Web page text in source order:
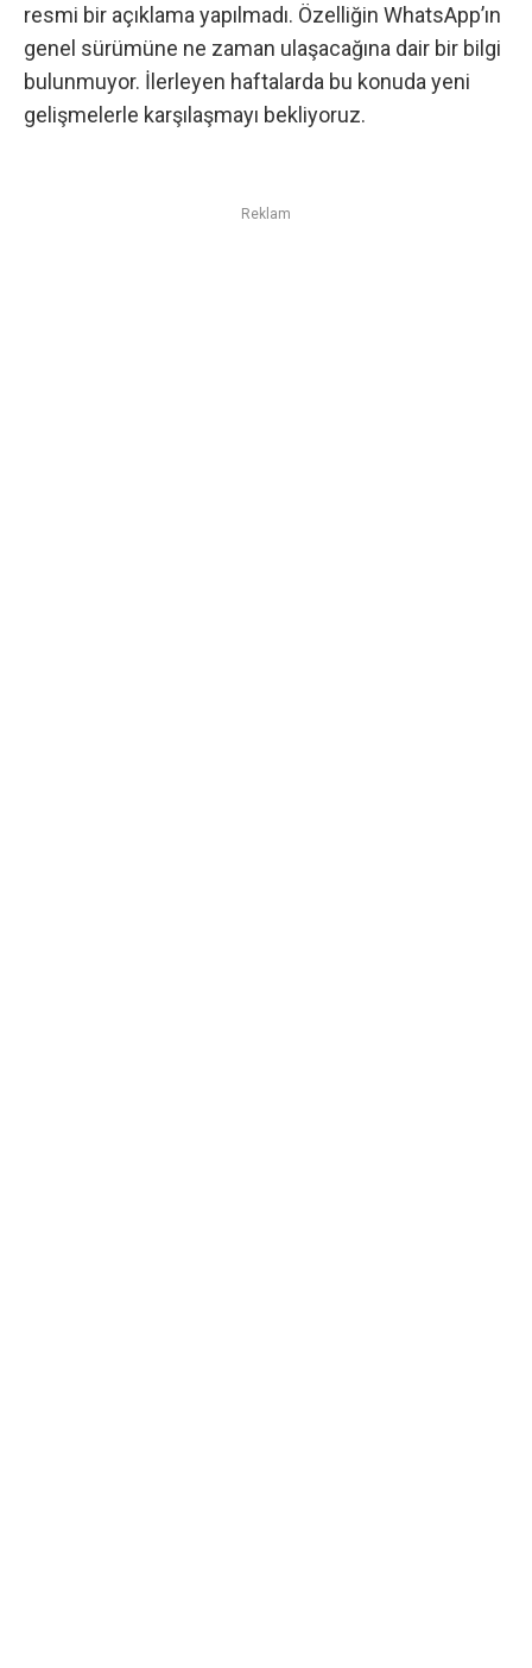
resmi bir açıklama yapılmadı. Özelliğin WhatsApp’ın
genel sürümüne ne zaman ulaşacağına dair bir bilgi
bulunmuyor. İlerleyen haftalarda bu konuda yeni
gelişmelerle karşılaşmayı bekliyoruz.
Reklam